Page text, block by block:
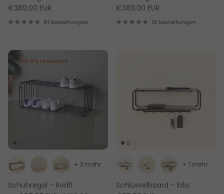
€389,00 EUR
81 bewertungen
€389,00 EUR
10 bewertungen
Um 6% reduziert
Schuhregal - Rodl1
+ 3 mehr
Schlüsselboard – Erla
+ 1 mehr